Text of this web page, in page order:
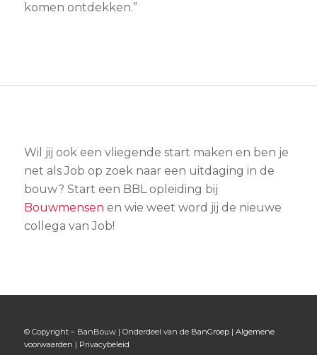
komen ontdekken.”
Wil jij ook een vliegende start maken en ben je
net als Job op zoek naar een uitdaging in de
bouw? Start een BBL opleiding bij
Bouwmensen en wie weet word jij de nieuwe
collega van Job!
© Copyright – BanBouw | Onderdeel van de BanGroep| Algemene
voorwaarden | Privacybeleid